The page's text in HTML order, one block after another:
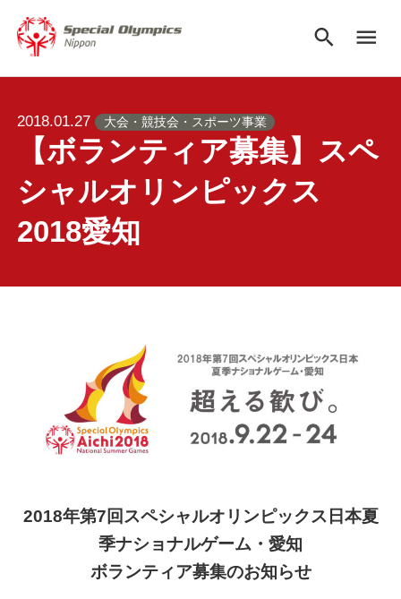
search menu
2018.01.27 大会・競技会・スポーツ事業
【ボランティア募集】スペ
シャルオリンピックス
2018愛知
2018年第7回スペシャルオリンピックス日本夏
季ナショナルゲーム・愛知
ボランティア募集のお知らせ